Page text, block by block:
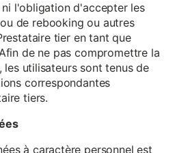
l'obligation d'accepter les
de rebooking ou autres
tier en tant que
de ne pas compromettre la
les utilisateurs sont tenus de
correspondantes
tiers.
à caractère personnel est